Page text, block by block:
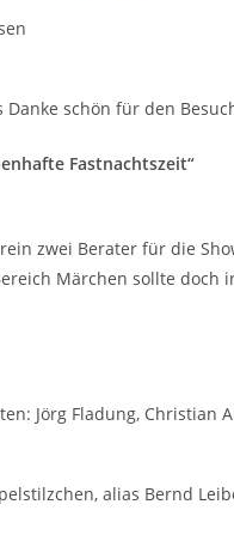
schön für den
Fastnachtszeit“
zwei Berater für die
Märchen sollte doch
Jörg Fladung, Christian
alias Bernd